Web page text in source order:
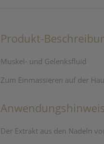
Produkt-
Muskel- und Gelenksfluid
Zum Einmassieren auf der
Der Extrakt aus den Nadeln